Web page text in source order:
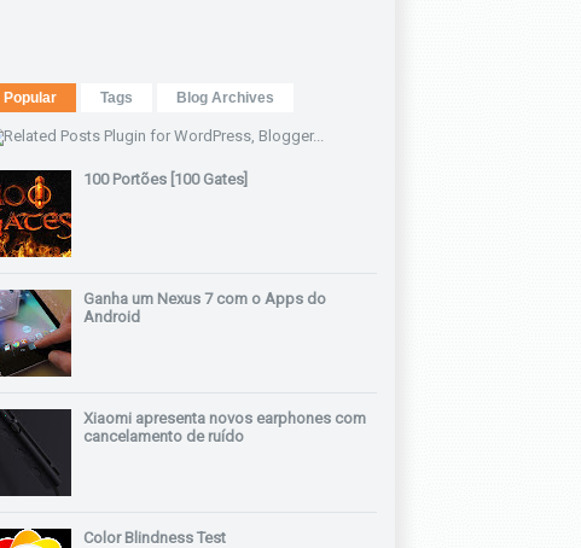
Popular Tags Blog Archives
100 Portões [100 Gates]
Ganha um Nexus 7 com o Apps do
Android
Xiaomi apresenta novos earphones com
cancelamento de ruído
Color Blindness Test